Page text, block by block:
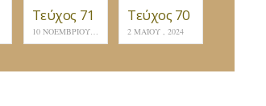
Τεύχος 71
10 ΝΟΕΜΒΡΊΟΥ , 2024
Τεύχος 70
2 ΜΑΪ́ΟΥ , 2024